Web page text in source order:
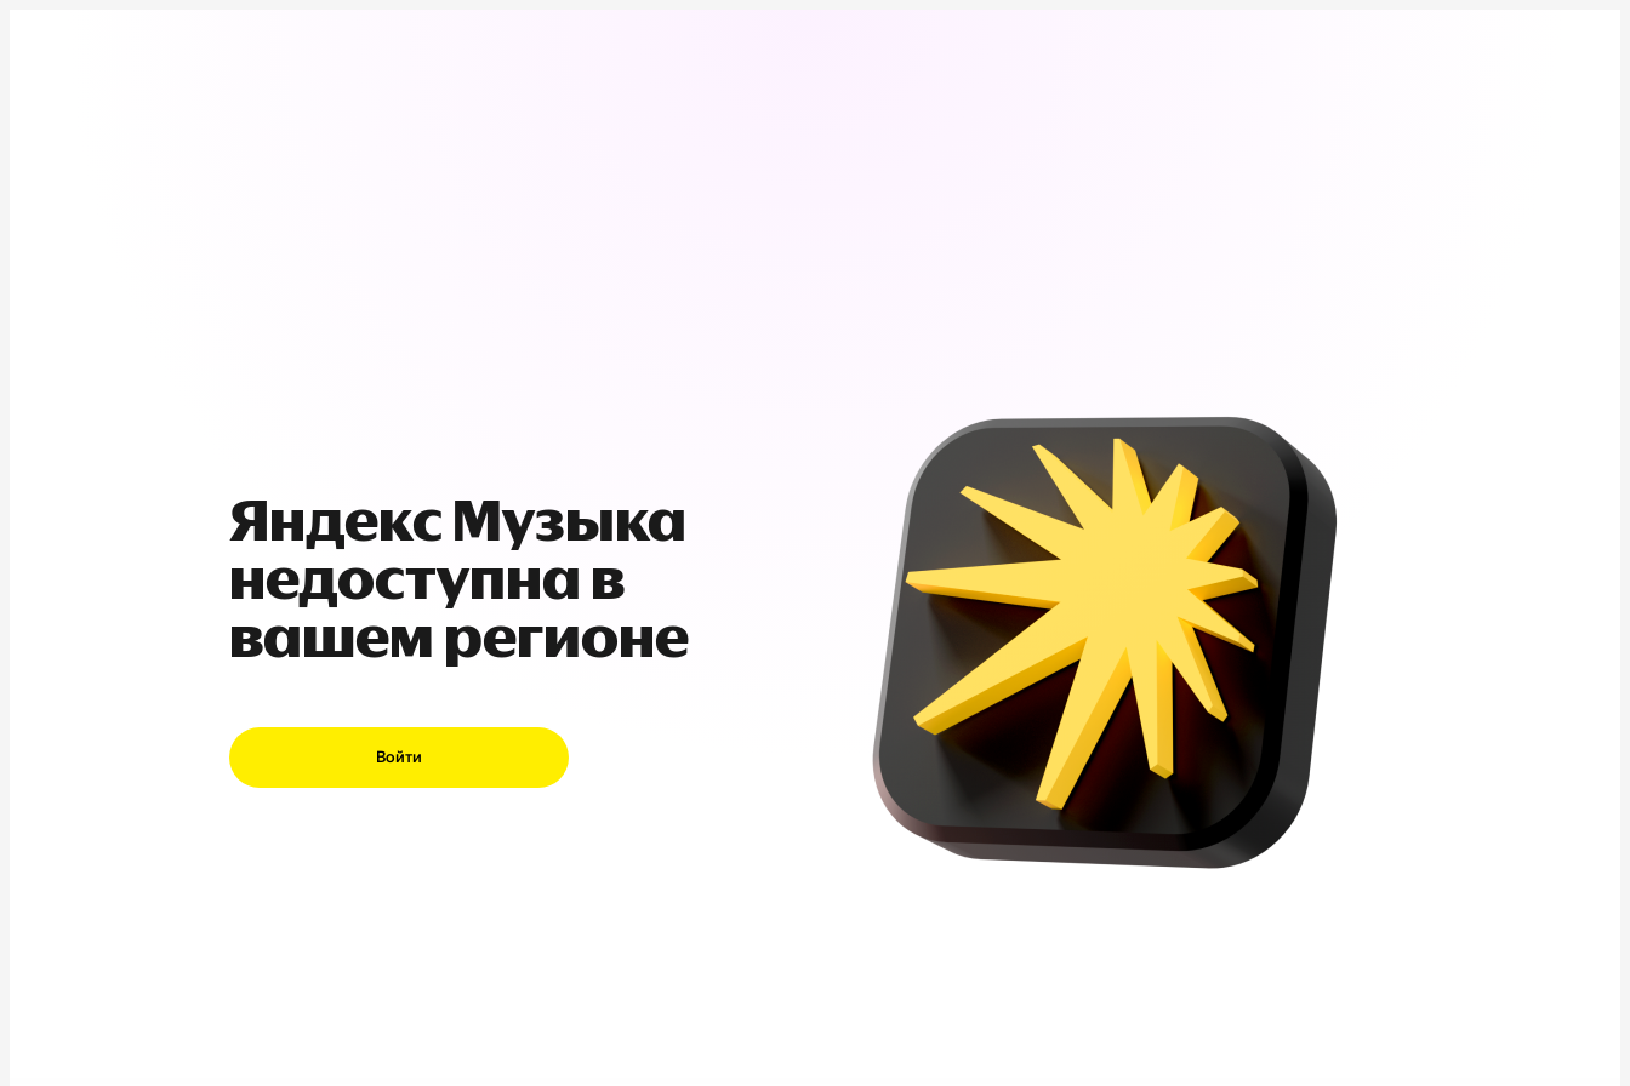
Яндекс Музыка
недоступна в
вашем регионе
Войти